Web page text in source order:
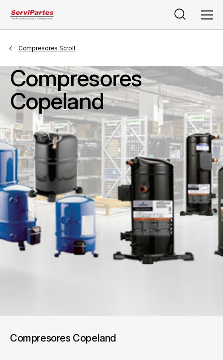
Buscar
Compresores Scroll
Compresores
Copeland
Compresores Copeland